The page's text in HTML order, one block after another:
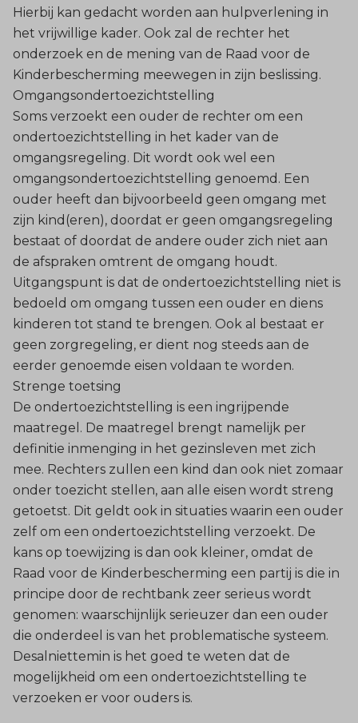
Hierbij kan gedacht worden aan hulpverlening in
het vrijwillige kader. Ook zal de rechter het
onderzoek en de mening van de Raad voor de
Kinderbescherming meewegen in zijn beslissing.
Omgangsondertoezichtstelling
Soms verzoekt een ouder de rechter om een
ondertoezichtstelling in het kader van de
omgangsregeling. Dit wordt ook wel een
omgangsondertoezichtstelling genoemd. Een
ouder heeft dan bijvoorbeeld geen omgang met
zijn kind(eren), doordat er geen omgangsregeling
bestaat of doordat de andere ouder zich niet aan
de afspraken omtrent de omgang houdt.
Uitgangspunt is dat de ondertoezichtstelling niet is
bedoeld om omgang tussen een ouder en diens
kinderen tot stand te brengen. Ook al bestaat er
geen zorgregeling, er dient nog steeds aan de
eerder genoemde eisen voldaan te worden.
Strenge toetsing
De ondertoezichtstelling is een ingrijpende
maatregel. De maatregel brengt namelijk per
definitie inmenging in het gezinsleven met zich
mee. Rechters zullen een kind dan ook niet zomaar
onder toezicht stellen, aan alle eisen wordt streng
getoetst. Dit geldt ook in situaties waarin een ouder
zelf om een ondertoezichtstelling verzoekt. De
kans op toewijzing is dan ook kleiner, omdat de
Raad voor de Kinderbescherming een partij is die in
principe door de rechtbank zeer serieus wordt
genomen: waarschijnlijk serieuzer dan een ouder
die onderdeel is van het problematische systeem.
Desalniettemin is het goed te weten dat de
mogelijkheid om een ondertoezichtstelling te
verzoeken er voor ouders is.